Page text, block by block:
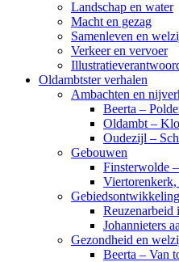
Landschap en water
Macht en gezag
Samenleven en
Verkeer en vervoer
Oldambtster verhalen
Ambachten en
Beerta –
Oldambt –
Oudezijl –
Gebouwen
Finsterwolde
Gebiedsontwikkeling
Reuzenarbeid
Johannieters
Gezondheid en
Beerta – Van